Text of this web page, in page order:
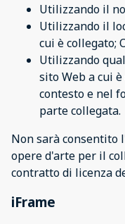
Utilizzando il
Utilizzando il
cui è collegato;
Utilizzando
sito Web a cui
contesto e nel
parte collegata.
Non sarà consentito
opere d'arte per il
contratto di licenza
iFrame